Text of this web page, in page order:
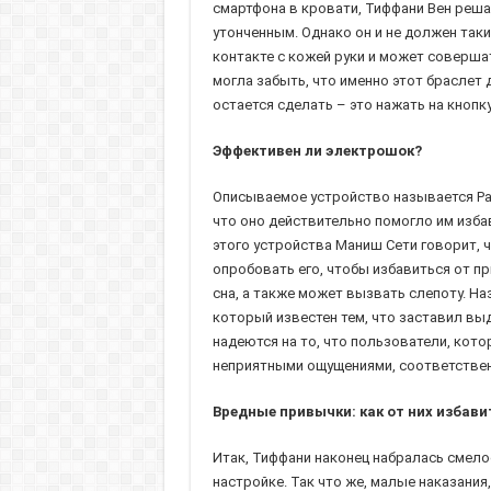
смартфона в кровати, Тиффани Вен
утонченным. Однако он и не должен
контакте с кожей руки и может
могла забыть, что именно этот
остается сделать – это нажать на
Эффективен ли электрошок?
Описываемое устройство называется
что оно действительно помогло им
этого устройства Маниш Сети
опробовать его, чтобы избавиться от
сна, а также может вызвать слепоту.
который известен тем, что заставил
надеются на то, что пользователи,
неприятными ощущениями,
Вредные привычки: как от них
Итак, Тиффани наконец набралась
настройке. Так что же, малые